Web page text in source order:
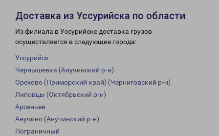
Доставка из Уссурийска по области
Из филиала в Уссурийске доставка грузов
осуществляется в следующие города:
Уссурийск
Чернышевка (Анучинский р-н)
Орехово (Приморский край) (Черниговский р-н)
Липовцы (Октябрьский р-н)
Арсеньев
Анучино (Анучинский р-н)
Пограничный